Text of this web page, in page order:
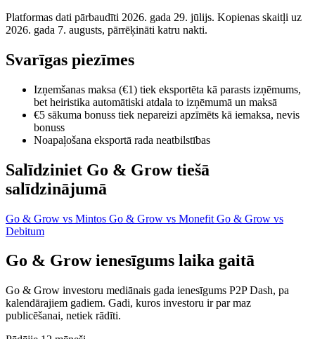
Platformas dati pārbaudīti 2026. gada 29. jūlijs. Kopienas skaitļi uz
2026. gada 7. augusts, pārrēķināti katru nakti.
Svarīgas piezīmes
Izņemšanas maksa (€1) tiek eksportēta kā parasts izņēmums,
bet heiristika automātiski atdala to izņēmumā un maksā
€5 sākuma bonuss tiek nepareizi apzīmēts kā iemaksa, nevis
bonuss
Noapaļošana eksportā rada neatbilstības
Salīdziniet Go & Grow tiešā
salīdzinājumā
Go & Grow vs Mintos Go & Grow vs Monefit Go & Grow vs
Debitum
Go & Grow ienesīgums laika gaitā
Go & Grow investoru mediānais gada ienesīgums P2P Dash, pa
kalendārajiem gadiem. Gadi, kuros investoru ir par maz
publicēšanai, netiek rādīti.